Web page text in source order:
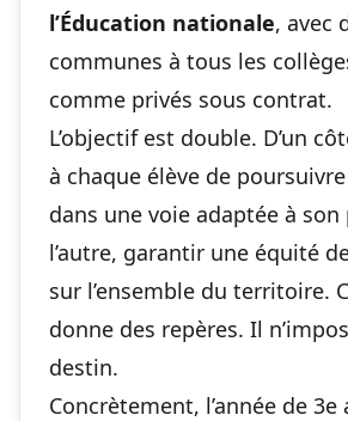
l’Éducation nationale, avec
communes à tous les
comme privés sous contrat.
L’objectif est double. D’un
à chaque élève de
dans une voie adaptée à
l’autre, garantir une équité
sur l’ensemble du territoire.
donne des repères. Il
destin.
Concrètement, l’année de